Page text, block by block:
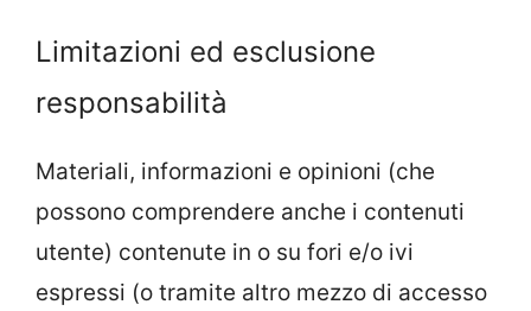
Limitazioni ed esclusione
responsabilità
Materiali, informazioni e opinioni (che
possono comprendere anche i contenuti
utente) contenute in o su fori e/o ivi
espressi (o tramite altro mezzo di accesso